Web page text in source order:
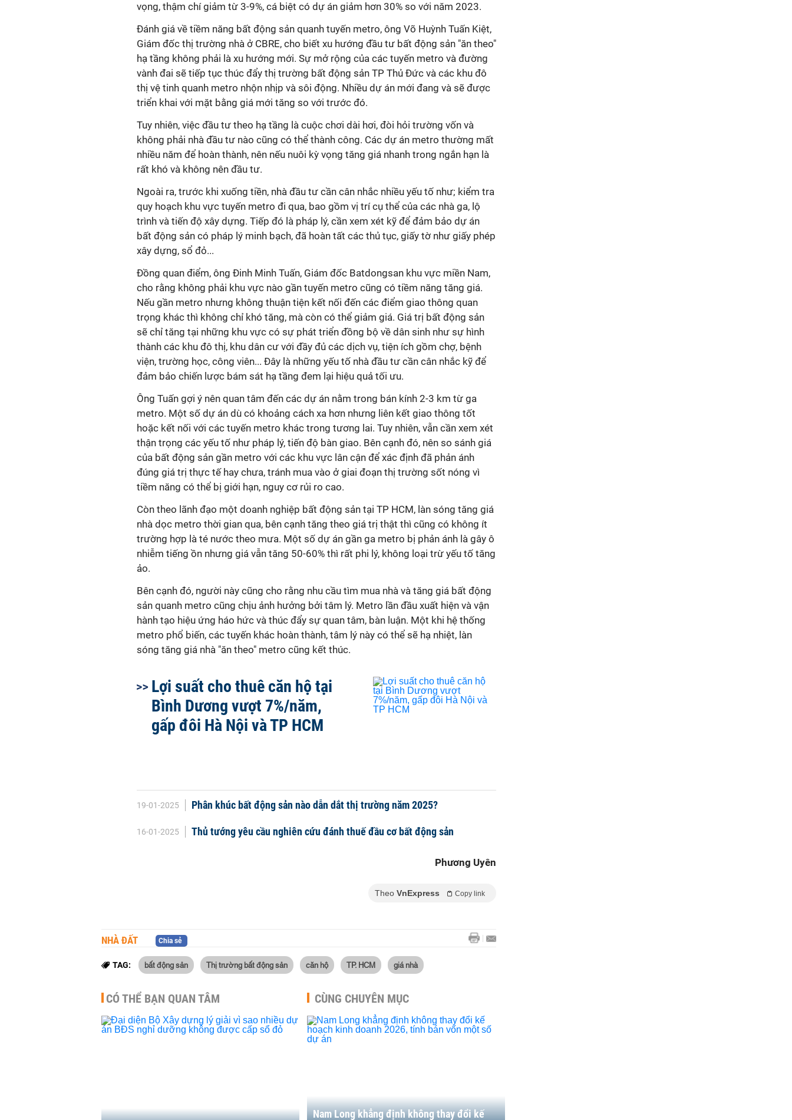
vọng, thậm chí giảm từ 3-9%, cá biệt có dự án giảm hơn 30% so với năm 2023.
Đánh giá về tiềm năng bất động sản quanh tuyến metro, ông Võ Huỳnh Tuấn Kiệt,
Giám đốc thị trường nhà ở CBRE, cho biết xu hướng đầu tư bất động sản "ăn theo"
hạ tầng không phải là xu hướng mới. Sự mở rộng của các tuyến metro và đường
vành đai sẽ tiếp tục thúc đẩy thị trường bất động sản TP Thủ Đức và các khu đô
thị vệ tinh quanh metro nhộn nhịp và sôi động. Nhiều dự án mới đang và sẽ được
triển khai với mặt bằng giá mới tăng so với trước đó.
Tuy nhiên, việc đầu tư theo hạ tầng là cuộc chơi dài hơi, đòi hỏi trường vốn và
không phải nhà đầu tư nào cũng có thể thành công. Các dự án metro thường mất
nhiều năm để hoàn thành, nên nếu nuôi kỳ vọng tăng giá nhanh trong ngắn hạn là
rất khó và không nên đầu tư.
Ngoài ra, trước khi xuống tiền, nhà đầu tư cần cân nhắc nhiều yếu tố như; kiểm tra
quy hoạch khu vực tuyến metro đi qua, bao gồm vị trí cụ thể của các nhà ga, lộ
trình và tiến độ xây dựng. Tiếp đó là pháp lý, cần xem xét kỹ để đảm bảo dự án
bất động sản có pháp lý minh bạch, đã hoàn tất các thủ tục, giấy tờ như giấy phép
xây dựng, sổ đỏ...
Đồng quan điểm, ông Đinh Minh Tuấn, Giám đốc Batdongsan khu vực miền Nam,
cho rằng không phải khu vực nào gần tuyến metro cũng có tiềm năng tăng giá.
Nếu gần metro nhưng không thuận tiện kết nối đến các điểm giao thông quan
trọng khác thì không chỉ khó tăng, mà còn có thể giảm giá. Giá trị bất động sản
sẽ chỉ tăng tại những khu vực có sự phát triển đồng bộ về dân sinh như sự hình
thành các khu đô thị, khu dân cư với đầy đủ các dịch vụ, tiện ích gồm chợ, bệnh
viện, trường học, công viên... Đây là những yếu tố nhà đầu tư cần cân nhắc kỹ để
đảm bảo chiến lược bám sát hạ tầng đem lại hiệu quả tối ưu.
Ông Tuấn gợi ý nên quan tâm đến các dự án nằm trong bán kính 2-3 km từ ga
metro. Một số dự án dù có khoảng cách xa hơn nhưng liên kết giao thông tốt
hoặc kết nối với các tuyến metro khác trong tương lai. Tuy nhiên, vẫn cần xem xét
thận trọng các yếu tố như pháp lý, tiến độ bàn giao. Bên cạnh đó, nên so sánh giá
của bất động sản gần metro với các khu vực lân cận để xác định đã phản ánh
đúng giá trị thực tế hay chưa, tránh mua vào ở giai đoạn thị trường sốt nóng vì
tiềm năng có thể bị giới hạn, nguy cơ rủi ro cao.
Còn theo lãnh đạo một doanh nghiệp bất động sản tại TP HCM, làn sóng tăng giá
nhà dọc metro thời gian qua, bên cạnh tăng theo giá trị thật thì cũng có không ít
trường hợp là té nước theo mưa. Một số dự án gần ga metro bị phản ánh là gây ô
nhiễm tiếng ồn nhưng giá vẫn tăng 50-60% thì rất phi lý, không loại trừ yếu tố tăng
ảo.
Bên cạnh đó, người này cũng cho rằng nhu cầu tìm mua nhà và tăng giá bất động
sản quanh metro cũng chịu ảnh hưởng bởi tâm lý. Metro lần đầu xuất hiện và vận
hành tạo hiệu ứng háo hức và thúc đẩy sự quan tâm, bàn luận. Một khi hệ thống
metro phổ biến, các tuyến khác hoàn thành, tâm lý này có thể sẽ hạ nhiệt, làn
sóng tăng giá nhà "ăn theo" metro cũng kết thúc.
Lợi suất cho thuê căn hộ tại
Bình Dương vượt 7%/năm,
gấp đôi Hà Nội và TP HCM
19-01-2025 Phân khúc bất động sản nào dẫn dắt thị trường năm 2025?
16-01-2025 Thủ tướng yêu cầu nghiên cứu đánh thuế đầu cơ bất động sản
Phương Uyên
Theo VnExpress Copy link
NHÀ ĐẤT Chia sẻ
TAG: bất động sản Thị trường bất động sản căn hộ TP. HCM giá nhà
CÓ THỂ BẠN QUAN TÂM CÙNG CHUYÊN MỤC
Nam Long khẳng định không thay đổi kế